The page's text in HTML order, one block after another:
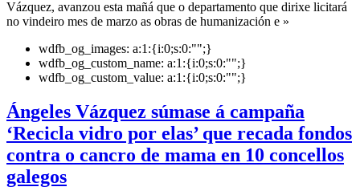
Vázquez, avanzou esta mañá que o departamento que dirixe licitará
no vindeiro mes de marzo as obras de humanización e »
wdfb_og_images: a:1:{i:0;s:0:"";}
wdfb_og_custom_name: a:1:{i:0;s:0:"";}
wdfb_og_custom_value: a:1:{i:0;s:0:"";}
Ángeles Vázquez súmase á campaña
‘Recicla vidro por elas’ que recada fondos
contra o cancro de mama en 10 concellos
galegos